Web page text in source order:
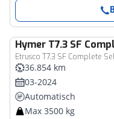
Hymer T7.3 SF
36.854 km
03-2024
Automatisch
Max 3500 kg